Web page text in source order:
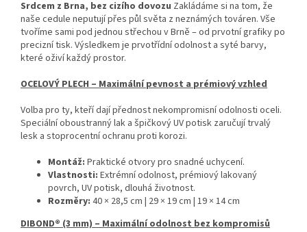
Srdcem z Brna, bez cizího dovozu Zakládáme si na tom, že
naše cedule neputují přes půl světa z neznámých továren. Vše
tvoříme sami pod jednou střechou v Brně – od prvotní grafiky po
precizní tisk. Výsledkem je prvotřídní odolnost a syté barvy,
které oživí každý prostor.
OCELOVÝ PLECH – Maximální pevnost a prémiový vzhled
Volba pro ty, kteří dají přednost nekompromisní odolnosti oceli.
Speciální oboustranný lak a špičkový UV potisk zaručují trvalý
lesk a stoprocentní ochranu proti korozi.
Montáž: Praktické otvory pro snadné uchycení.
Vlastnosti: Extrémní odolnost, prémiový lakovaný
povrch, UV potisk, dlouhá životnost.
Rozměry: 40 × 28,5 cm | 29 × 19 cm | 19 × 14 cm
DIBOND® (3 mm) – Maximální odolnost bez kompromisů